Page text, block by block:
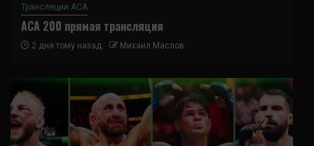
Трансляции ACA
ACA 200 прямая трансляция
2 дня тому назад Михаил Маслов